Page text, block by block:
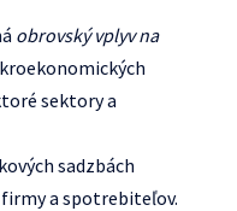
obrovský vplyv na
sektory a
sadzbách
a spotrebiteľov.